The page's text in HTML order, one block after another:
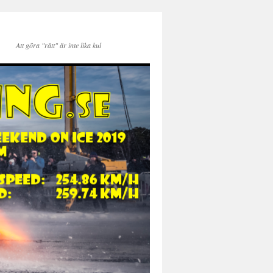
Att göra "rätt" är inte lika kul